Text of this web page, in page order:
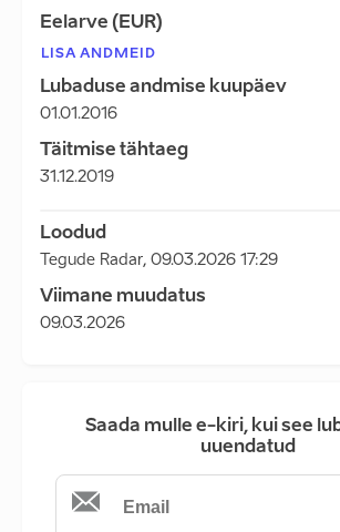
Eelarve (EUR)
LISA ANDMEID
Lubaduse andmise kuupäev
01.01.2016
Täitmise tähtaeg
31.12.2019
Loodud
Tegude Radar, 09.03.2026 17:29
Viimane muudatus
09.03.2026
Saada mulle e-kiri, kui see
uuendatud